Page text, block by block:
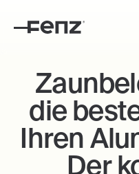
die
Ihren
Der